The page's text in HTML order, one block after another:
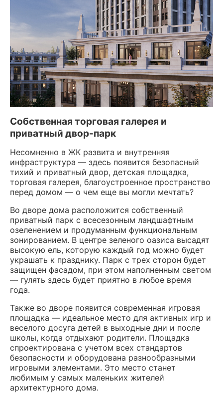
Собственная торговая галерея и
приватный двор-парк
Несомненно в ЖК развита и внутренняя
инфраструктура — здесь появится безопасный
тихий и приватный двор, детская площадка,
торговая галерея, благоустроенное пространство
перед домом — о чем еще вы могли мечтать?
Во дворе дома расположится собственный
приватный парк с всесезонным ландшафтным
озеленением и продуманным функциональным
зонированием. В центре зеленого оазиса высадят
высокую ель, которую каждый год можно будет
украшать к празднику. Парк с трех сторон будет
защищен фасадом, при этом наполненным светом
— гулять здесь будет приятно в любое время
года.
Также во дворе появится современная игровая
площадка — идеальное место для активных игр и
веселого досуга детей в выходные дни и после
школы, когда отдыхают родители. Площадка
спроектирована с учетом всех стандартов
безопасности и оборудована разнообразными
игровыми элементами. Это место станет
любимым у самых маленьких жителей
архитектурного дома.